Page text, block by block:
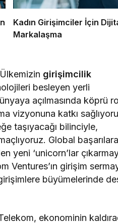
Kadın Girişimciler İçin
Markalaşma
girişimcilik
besleyen yerli
açılmasında köprü
vizyonuna katkı
taşıyacağı bilinciyle,
Global başarılara
‘unicorn’lar
Ventures’ın girişim
büyümelerinde
ekonominin